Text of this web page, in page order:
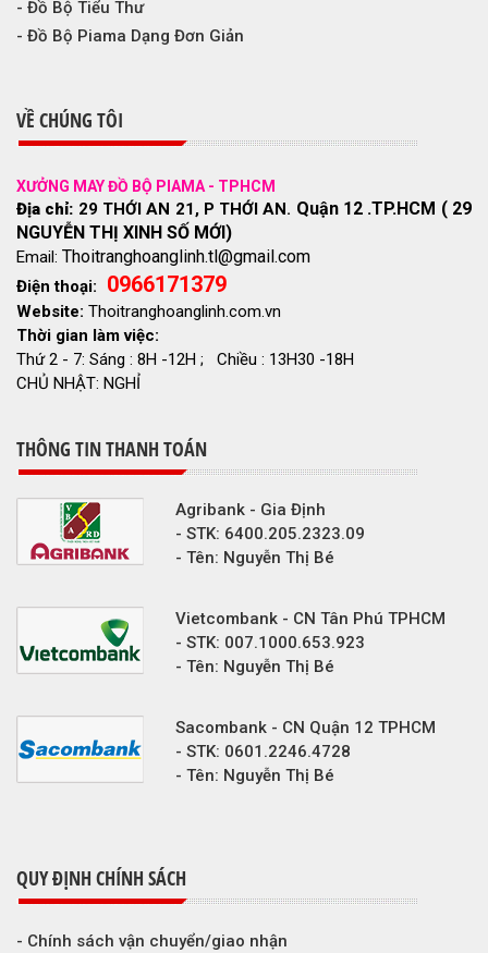
- Đồ Bộ Tiểu Thư
- Đồ Bộ Piama Dạng Đơn Giản
VỀ CHÚNG TÔI
XƯỞNG MAY ĐỒ BỘ PIAMA - TPHCM
Địa chỉ: 29 THỚI AN 21, P THỚI AN. Quận 12 .TP.HCM ( 29
NGUYỄN THỊ XINH SỐ MỚI)
Email: Thoitranghoanglinh.tl@gmail.com
Điện thoại: 0966171379
Website: Thoitranghoanglinh.com.vn
Thời gian làm việc:
Thứ 2 - 7: Sáng : 8H -12H ; Chiều : 13H30 -18H
CHỦ NHẬT: NGHỈ
THÔNG TIN THANH TOÁN
Agribank - Gia Định
- STK: 6400.205.2323.09
- Tên: Nguyễn Thị Bé
Vietcombank - CN Tân Phú TPHCM
- STK: 007.1000.653.923
- Tên: Nguyễn Thị Bé
Sacombank - CN Quận 12 TPHCM
- STK: 0601.2246.4728
- Tên: Nguyễn Thị Bé
QUY ĐỊNH CHÍNH SÁCH
- Chính sách vận chuyển/giao nhận